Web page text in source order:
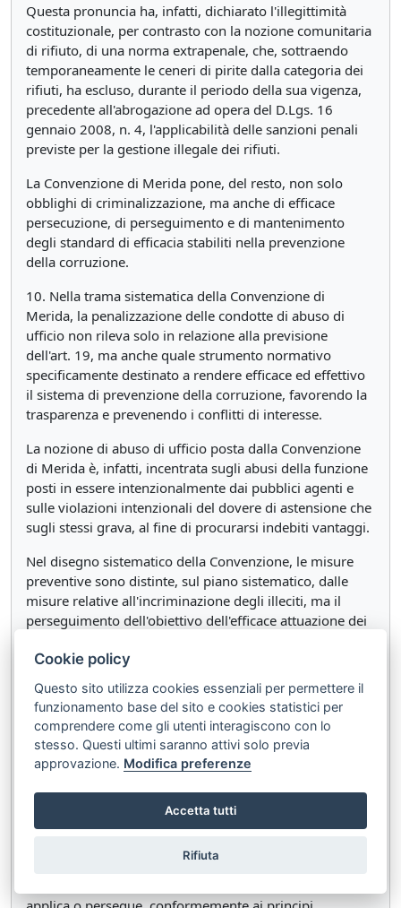
Questa pronuncia ha, infatti, dichiarato l'illegittimità
costituzionale, per contrasto con la nozione comunitaria
di rifiuto, di una norma extrapenale, che, sottraendo
temporaneamente le ceneri di pirite dalla categoria dei
rifiuti, ha escluso, durante il periodo della sua vigenza,
precedente all'abrogazione ad opera del D.Lgs. 16
gennaio 2008, n. 4, l'applicabilità delle sanzioni penali
previste per la gestione illegale dei rifiuti.
La Convenzione di Merida pone, del resto, non solo
obblighi di criminalizzazione, ma anche di efficace
persecuzione, di perseguimento e di mantenimento
degli standard di efficacia stabiliti nella prevenzione
della corruzione.
10. Nella trama sistematica della Convenzione di
Merida, la penalizzazione delle condotte di abuso di
ufficio non rileva solo in relazione alla previsione
dell'art. 19, ma anche quale strumento normativo
specificamente destinato a rendere efficace ed effettivo
il sistema di prevenzione della corruzione, favorendo la
trasparenza e prevenendo i conflitti di interesse.
La nozione di abuso di ufficio posta dalla Convenzione
di Merida è, infatti, incentrata sugli abusi della funzione
posti in essere intenzionalmente dai pubblici agenti e
sulle violazioni intenzionali del dovere di astensione che
sugli stessi grava, al fine di procurarsi indebiti vantaggi.
Nel disegno sistematico della Convenzione, le misure
preventive sono distinte, sul piano sistematico, dalle
misure relative all'incriminazione degli illeciti, ma il
perseguimento dell'obiettivo dell'efficace attuazione dei
necessario il ricorso anche alla sanzione penale.
La sinergia istituita dalla Convenzione tra fattispecie
penali e misure preventive è resa evidente dall'art. 12,
dedicato alla prevenzione efficace della corruzione nel
settore privato, che dispone che le misure adottate in
questo ambito siano presidiate, se necessario, da
sanzioni civili, amministrative o penali, in caso di loro
di prevenzione della corruzione", al primo comma
Cookie policy
Questo sito utilizza cookies essenziali per permettere il
funzionamento base del sito e cookies statistici per
comprendere come gli utenti interagiscono con lo
stesso. Questi ultimi saranno attivi solo previa
approvazione. Modifica preferenze
Accetta tutti
Rifiuta